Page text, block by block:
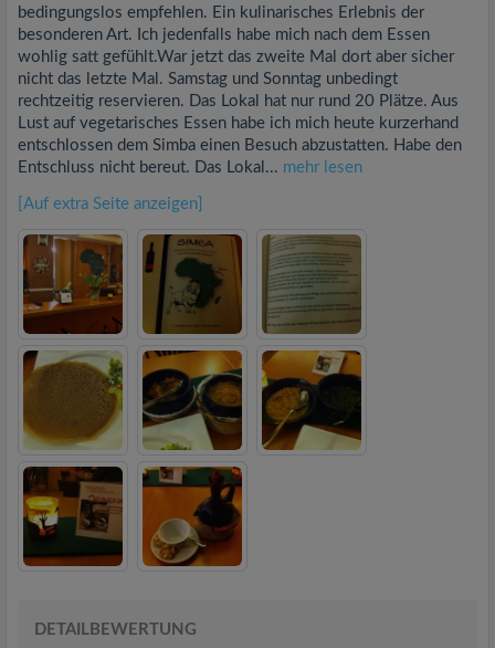
bedingungslos empfehlen. Ein kulinarisches Erlebnis der
besonderen Art. Ich jedenfalls habe mich nach dem Essen
wohlig satt gefühlt.War jetzt das zweite Mal dort aber sicher
nicht das letzte Mal. Samstag und Sonntag unbedingt
rechtzeitig reservieren. Das Lokal hat nur rund 20 Plätze. Aus
Lust auf vegetarisches Essen habe ich mich heute kurzerhand
entschlossen dem Simba einen Besuch abzustatten. Habe den
Entschluss nicht bereut. Das Lokal... mehr lesen
[Auf extra Seite anzeigen]
DETAILBEWERTUNG